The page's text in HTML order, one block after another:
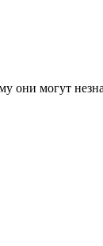
могут